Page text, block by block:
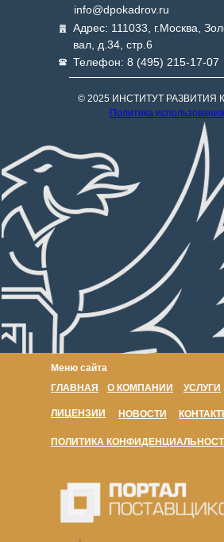
Меню сайта
Адрес: 111033, г.Москва,
вал, д.34, стр.6
Телефон: 8 (495) 215-17-07
© 2025 ИНСТИТУТ РАЗВИТИЯ
Политика использования
info@dpokadrov.ru
ГЛАВНАЯ О КОМПАНИИ УСЛУГИ
ЛИЦЕНЗИИ НОВОСТИ
ПОЛИТИКА